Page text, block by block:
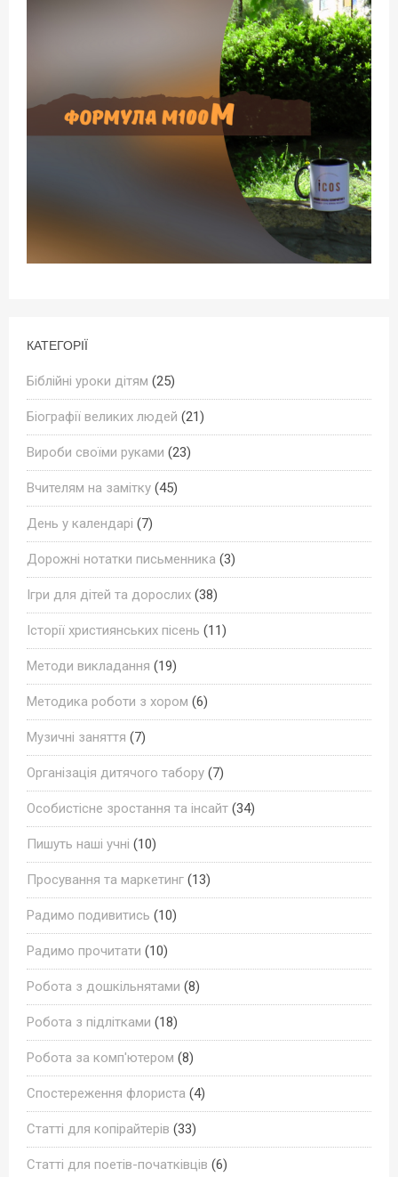
КАТЕГОРІЇ
Біблійні уроки дітям (25)
Біографії великих людей (21)
Вироби своїми руками (23)
Вчителям на замітку (45)
День у календарі (7)
Дорожні нотатки письменника (3)
Ігри для дітей та дорослих (38)
Історії християнських пісень (11)
Методи викладання (19)
Методика роботи з хором (6)
Музичні заняття (7)
Організація дитячого табору (7)
Особистісне зростання та інсайт (34)
Пишуть наші учні (10)
Просування та маркетинг (13)
Радимо подивитись (10)
Радимо прочитати (10)
Робота з дошкільнятами (8)
Робота з підлітками (18)
Робота за комп'ютером (8)
Спостереження флориста (4)
Статті для копірайтерів (33)
Статті для поетів-початківців (6)